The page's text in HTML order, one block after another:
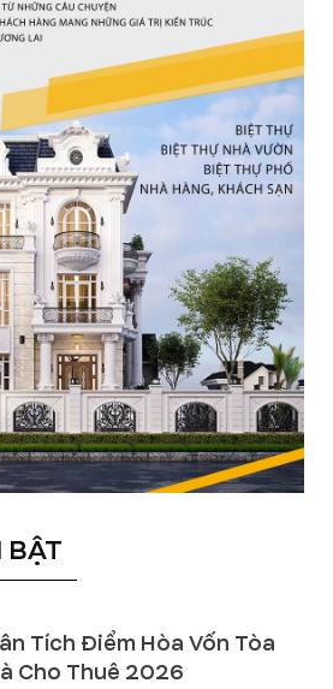
BẬT
Tích Điểm Hòa Vốn Tòa
Cho Thuê 2026